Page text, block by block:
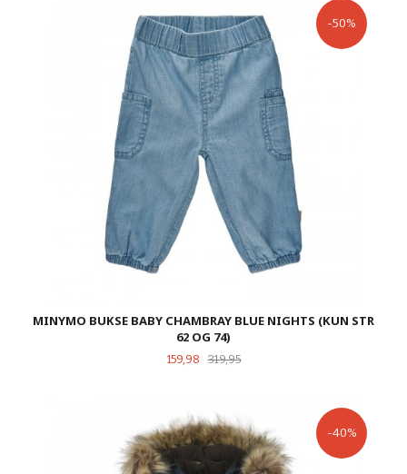
MINYMO BUKSE BABY CHAMBRAY BLUE NIGHTS (KUN STR
62 OG 74)
Tilbud
159,98 319,95Rabatt
-50%
-40%